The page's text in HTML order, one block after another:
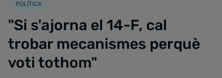
POLÍTICA
"Si s'ajorna el 14-F, cal
trobar mecanismes perquè
voti tothom"